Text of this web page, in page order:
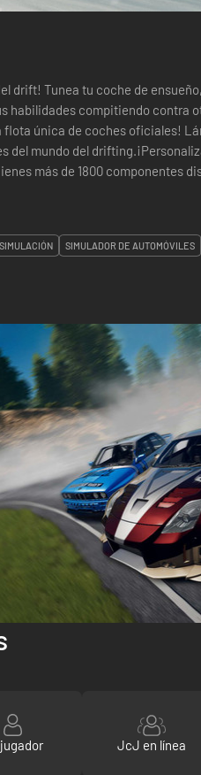
drift! Tunea tu coche de
habilidades compitiendo contra
flota única de coches oficiales!
del mundo del
más de 1800 componentes
SIMULACIÓN SIMULADOR DE AUTOMÓVILES
JcJ en línea